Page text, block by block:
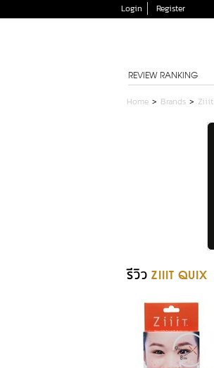
Login Register
REVIEW RANKING
Home > Brands > Ziiit
รีวิว ZIIIT QUIX